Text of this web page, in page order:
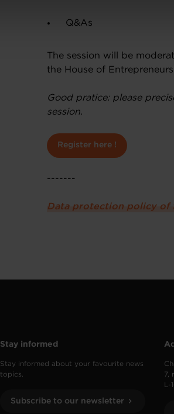
Q&As
The session will be
the House of
Good pratice: please
session.
Register here !
-------
Data protection policy of
Stay informed
Stay informed about your favourite news
topics.
Subscribe to our newsletter
7,